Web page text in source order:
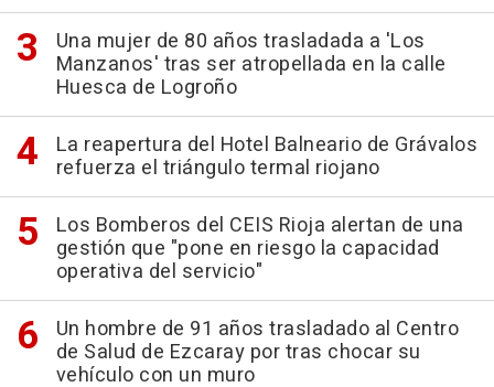
Una mujer de 80 años trasladada a 'Los
Manzanos' tras ser atropellada en la calle
Huesca de Logroño
La reapertura del Hotel Balneario de Grávalos
refuerza el triángulo termal riojano
Los Bomberos del CEIS Rioja alertan de una
gestión que "pone en riesgo la capacidad
operativa del servicio"
Un hombre de 91 años trasladado al Centro
de Salud de Ezcaray por tras chocar su
vehículo con un muro